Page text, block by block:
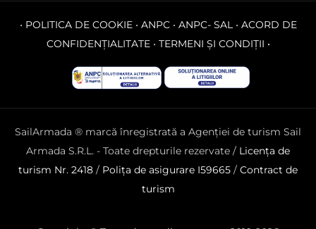
• POLITICA DE COOKIE• ANPC• ANPC- SAL• ACORD DE
CONFIDENȚIALITATE• TERMENI ȘI CONDIȚII •
SailArmada ® marcă înregistrată a Agenției de turism Sail
Armada S.R.L. - Toate drepturile rezervate / Licența de
turism Nr. 2418 / Polița de asigurare I59665 / Contract de
turism